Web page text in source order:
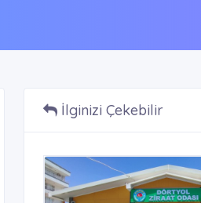
İlginizi Çekebilir